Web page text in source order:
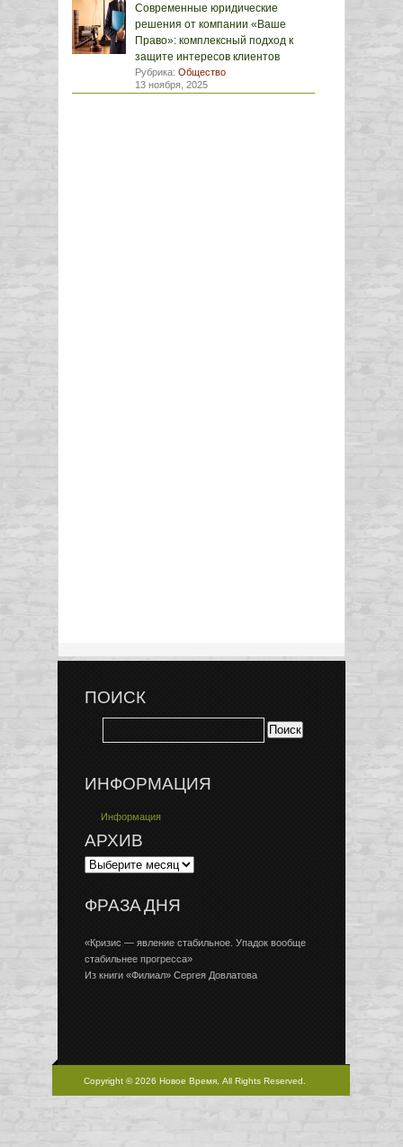
Современные юридические
решения от компании «Ваше
Право»: комплексный подход к
защите интересов клиентов
Рубрика: Общество
13 ноября, 2025
ПОИСК
ИНФОРМАЦИЯ
Информация
АРХИВ
ФРАЗА ДНЯ
«Кризис — явление стабильное. Упадок вообще
стабильнее прогресса»
Из книги «Филиал» Сергея Довлатова
Copyright © 2026 Новое Время, All Rights Reserved.